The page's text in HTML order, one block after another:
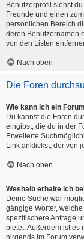
Benutzerprofil siehst
Freunde und einen
persönlichen Bereich
deren Benutzernamen
von den Listen
Nach oben
Die Foren
Wie kann ich ein
Du kannst die Foren
eingibst, die du in der
Erweiterte
Link anklickst, der von
Nach oben
Weshalb erhalte ich
Deine Suche war
gängige Wörter,
spezifischere Anfrage
bietet. Außerdem ist
nirgends im Forum